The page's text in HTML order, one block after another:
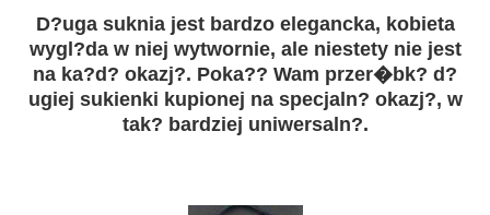
D?uga suknia jest bardzo elegancka, kobieta
wygl?da w niej wytwornie, ale niestety nie jest
na ka?d? okazj?. Poka?? Wam przer�bk? d?
ugiej sukienki kupionej na specjaln? okazj?, w
tak? bardziej uniwersaln?.